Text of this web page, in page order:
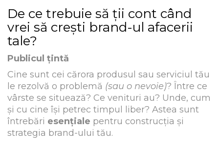
De ce trebuie să ții cont când
vrei să crești brand-ul afacerii
tale?
Publicul țintă
Cine sunt cei cărora produsul sau serviciul tău
le rezolvă o problemă (sau o nevoie)? Între ce
vârste se situează? Ce venituri au? Unde, cum
și cu cine își petrec timpul liber? Astea sunt
întrebări esențiale pentru construcția și
strategia brand-ului tău.